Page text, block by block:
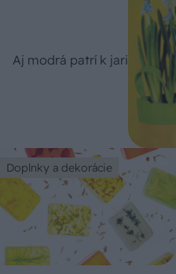
Aj modrá patrí k jari
Doplnky a dekorácie